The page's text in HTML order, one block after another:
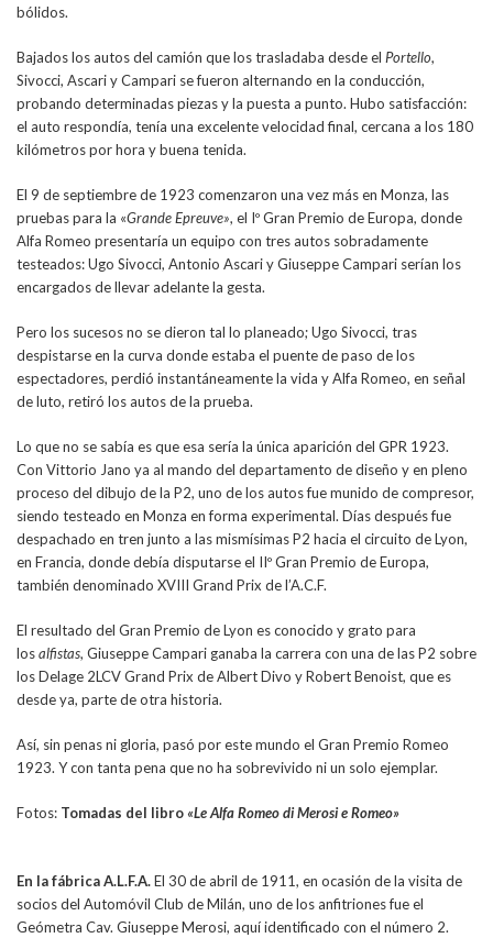
bólidos.
Bajados los autos del camión que los trasladaba desde el Portello,
Sivocci, Ascari y Campari se fueron alternando en la conducción,
probando determinadas piezas y la puesta a punto. Hubo satisfacción:
el auto respondía, tenía una excelente velocidad final, cercana a los 180
kilómetros por hora y buena tenida.
El 9 de septiembre de 1923 comenzaron una vez más en Monza, las
pruebas para la «Grande Epreuve», el Iº Gran Premio de Europa, donde
Alfa Romeo presentaría un equipo con tres autos sobradamente
testeados: Ugo Sivocci, Antonio Ascari y Giuseppe Campari serían los
encargados de llevar adelante la gesta.
Pero los sucesos no se dieron tal lo planeado; Ugo Sivocci, tras
despistarse en la curva donde estaba el puente de paso de los
espectadores, perdió instantáneamente la vida y Alfa Romeo, en señal
de luto, retiró los autos de la prueba.
Lo que no se sabía es que esa sería la única aparición del GPR 1923.
Con Vittorio Jano ya al mando del departamento de diseño y en pleno
proceso del dibujo de la P2, uno de los autos fue munido de compresor,
siendo testeado en Monza en forma experimental. Días después fue
despachado en tren junto a las mismísimas P2 hacia el circuito de Lyon,
en Francia, donde debía disputarse el IIº Gran Premio de Europa,
también denominado XVIII Grand Prix de l’A.C.F.
El resultado del Gran Premio de Lyon es conocido y grato para
losalfistas, Giuseppe Campari ganaba la carrera con una de las P2 sobre
los Delage 2LCV Grand Prix de Albert Divo y Robert Benoist, que es
desde ya, parte de otra historia.
Así, sin penas ni gloria, pasó por este mundo el Gran Premio Romeo
1923. Y con tanta pena que no ha sobrevivido ni un solo ejemplar.
Fotos: Tomadas del libro«Le Alfa Romeo di Merosi e Romeo»
En la fábrica A.L.F.A.El 30 de abril de 1911, en ocasión de la visita de
socios del Automóvil Club de Milán, uno de los anfitriones fue el
Geómetra Cav. Giuseppe Merosi, aquí identificado con el número 2.